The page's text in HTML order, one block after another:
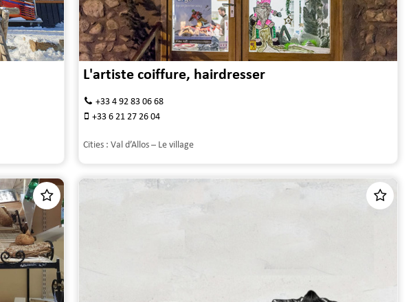
L'artiste coiffure, hairdresser
+33 4 92 83 06 68
+33 6 21 27 26 04
Cities : Val d’Allos – Le village